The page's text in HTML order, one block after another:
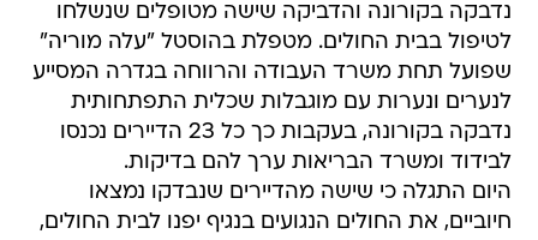
נדבקה בקורונה והדביקה שישה מטופלים שנשלחו
לטיפול בבית החולים. מטפלת בהוסטל "עלה מוריה"
שפועל תחת משרד העבודה והרווחה בגדרה המסייע
לנערים ונערות עם מוגבלות שכלית התפתחותית
נדבקה בקורונה, בעקבות כך כל 23 הדיירים נכנסו
לבידוד ומשרד הבריאות ערך להם בדיקות.
היום התגלה כי שישה מהדיירים שנבדקו נמצאו
חיוביים, את החולים הנגועים בנגיף יפנו לבית החולים,